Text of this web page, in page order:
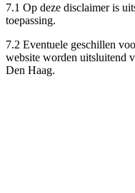
7.1 Op deze disclaimer is
toepassing.
7.2 Eventuele geschillen
website worden uitsluitend
Den Haag.